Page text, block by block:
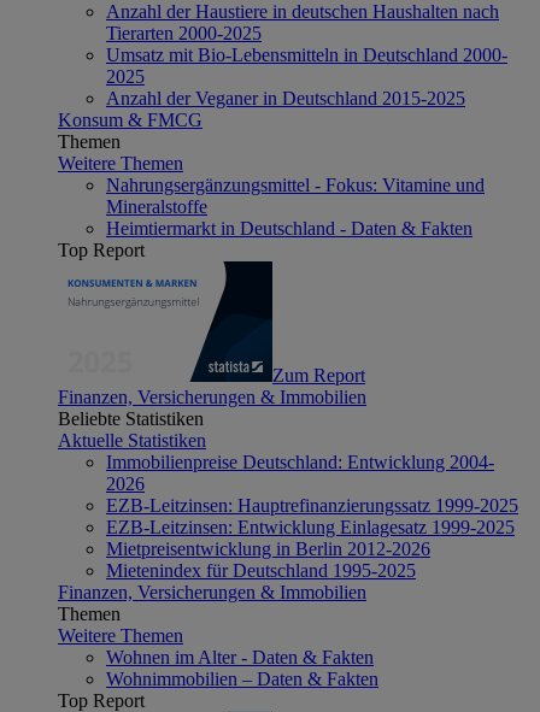
Anzahl der Haustiere in deutschen Haushalten nach
Tierarten 2000-2025
Umsatz mit Bio-Lebensmitteln in Deutschland 2000-
2025
Anzahl der Veganer in Deutschland 2015-2025
Konsum & FMCG
Themen
Weitere Themen
Nahrungsergänzungsmittel - Fokus: Vitamine und
Mineralstoffe
Heimtiermarkt in Deutschland - Daten & Fakten
Top Report
Zum Report
Finanzen, Versicherungen & Immobilien
Beliebte Statistiken
Aktuelle Statistiken
Immobilienpreise Deutschland: Entwicklung 2004-
2026
EZB-Leitzinsen: Hauptrefinanzierungssatz 1999-2025
EZB-Leitzinsen: Entwicklung Einlagesatz 1999-2025
Mietpreisentwicklung in Berlin 2012-2026
Mietenindex für Deutschland 1995-2025
Finanzen, Versicherungen & Immobilien
Themen
Weitere Themen
Wohnen im Alter - Daten & Fakten
Wohnimmobilien – Daten & Fakten
Top Report